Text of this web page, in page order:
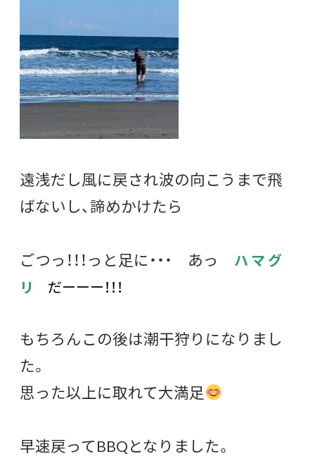
遠浅だし風に戻され波の向こうまで飛
ばないし、諦めかけたら
ごつっ！！！っと足に・・・ あっ ハ マ グ
リ
だーーー！！！
もちろんこの後は潮干狩りになりまし
た。
思った以上に取れて大満足
早速戻ってBBQとなりました。